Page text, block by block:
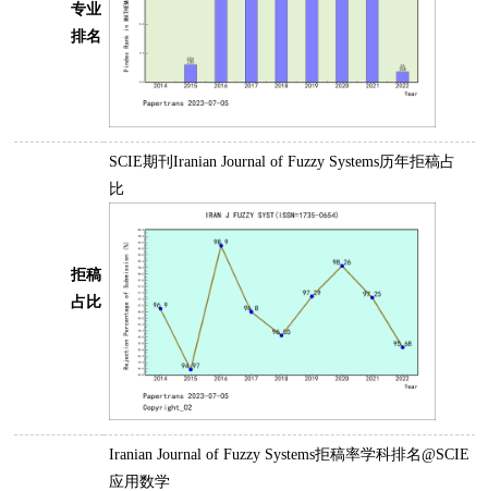
专业
排名
拒稿
占比
SCIE期刊Iranian Journal of Fuzzy Systems历年拒稿占
比
Iranian Journal of Fuzzy Systems拒稿率学科排名@SCIE
应用数学